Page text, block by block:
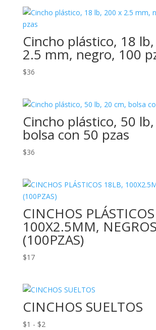
Cincho plástico, 18
2.5 mm, negro, 100
$36
Cincho plástico, 50
bolsa con 50 pzas
$36
CINCHOS
100X2.5MM, NEGROS
(100PZAS)
$17
CINCHOS SUELTOS
$1 - $2Rango